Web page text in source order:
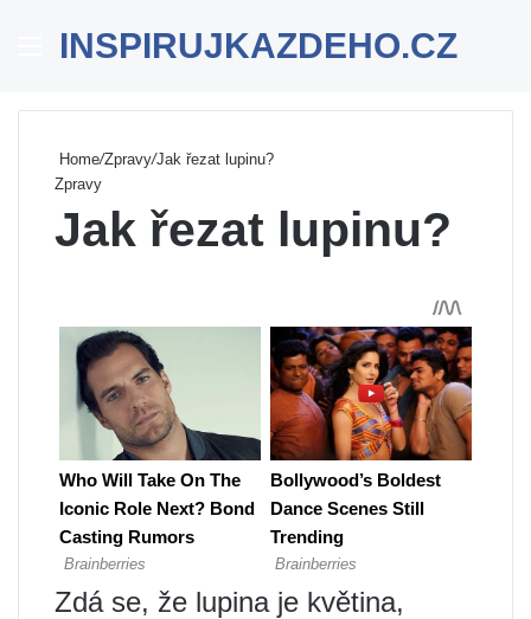
Menu
INSPIRUJKAZDEHO.CZ
Home/Zpravy/Jak řezat lupinu?
Zpravy
Jak řezat lupinu?
Zdá se, že lupina je květina,